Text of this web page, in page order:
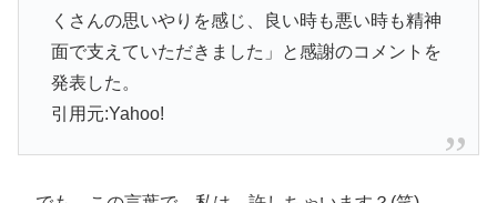
くさんの思いやりを感じ、
良い時も悪い時も精神
面で支えていただきました」と感謝のコメン トを
発表した。
引用元:Yahoo!